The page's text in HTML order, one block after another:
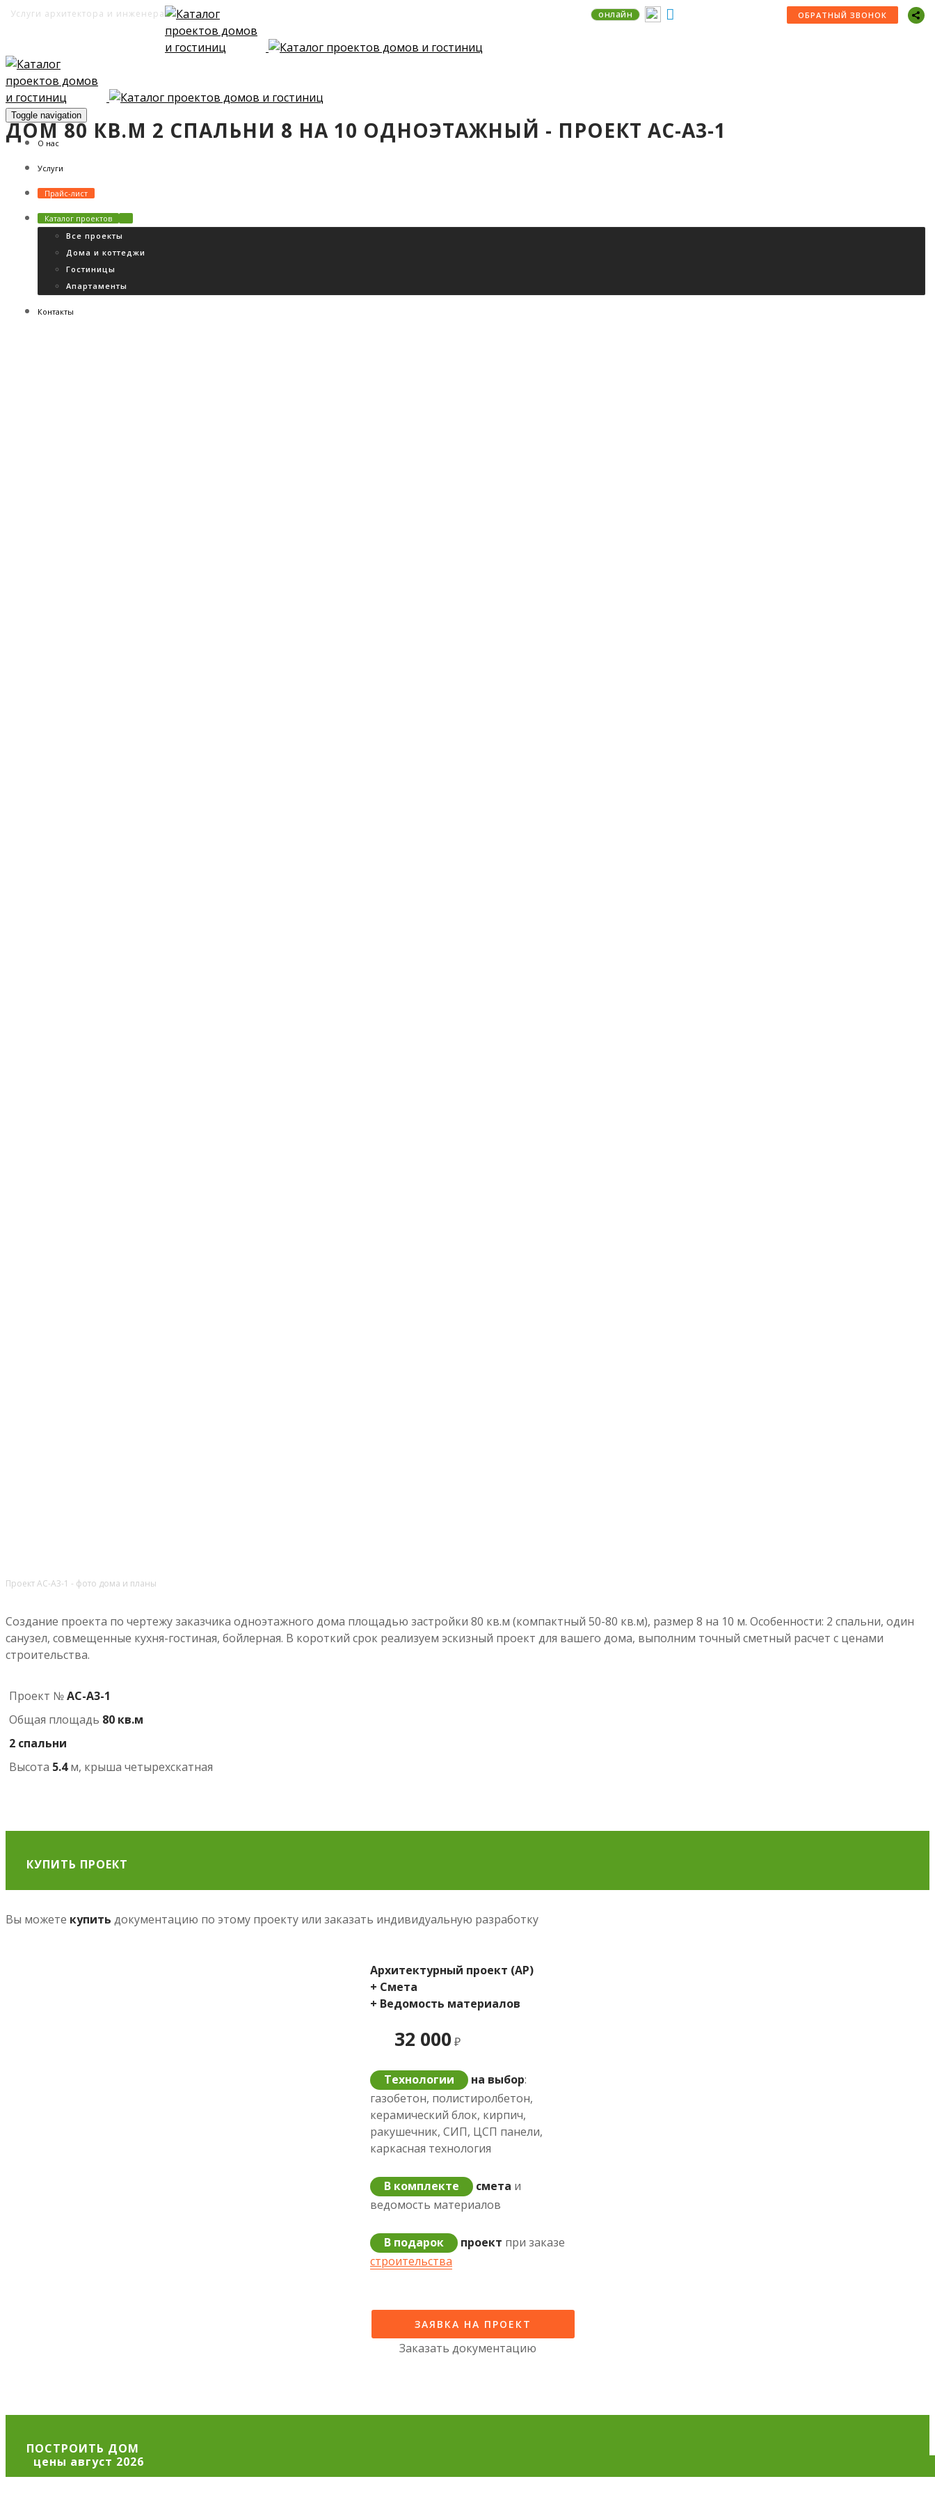
Услуги архитектора и инженера онлайн ОБРАТНЫЙ ЗВОНОК
Toggle navigation
О нас
Услуги
Прайс-лист
Каталог проектов
Все проекты
Дома и коттеджи
Гостиницы
Апартаменты
Контакты
ДОМ 80 КВ.М 2 СПАЛЬНИ 8 НА 10 ОДНОЭТАЖНЫЙ - ПРОЕКТ АС-А3-1
Проект АС-А3-1 - фото дома и планы
Создание проекта по чертежу заказчика одноэтажного дома площадью застройки 80 кв.м (компактный 50-80 кв.м), размер 8 на 10 м. Особенности: 2 спальни, один
санузел, совмещенные кухня-гостиная, бойлерная. В короткий срок реализуем эскизный проект для вашего дома, выполним точный сметный расчет с ценами
строительства.
Проект №АС-А3-1
Общая площадь 80 кв.м
2 спальни
Высота 5.4м, крыша четырехскатная
КУПИТЬ ПРОЕКТ
Вы можете купить документацию по этому проекту или заказать индивидуальную разработку
Архитектурный проект (АР)
+ Смета
+ Ведомость материалов
32 000 ₽
Технологии на выбор:
газобетон, полистиролбетон,
керамический блок, кирпич,
ракушечник, СИП, ЦСП панели,
каркасная технология
В комплекте смета и
ведомость материалов
В подарок проект при заказе
строительства
ЗАЯВКА НА ПРОЕКТ
Заказать документацию
ПОСТРОИТЬ ДОМ